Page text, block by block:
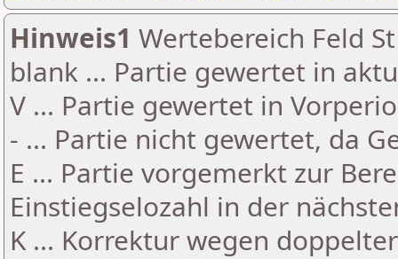
Hinweis1 Wertebereich Feld
blank ... Partie gewertet in
V ... Partie gewertet in
- ... Partie nicht gewertet, da
E ... Partie vorgemerkt zur
Einstiegselozahl in der
K ... Korrektur wegen